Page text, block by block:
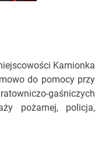
Kamionka
do pomocy przy
gaśniczych
pożarnej, policja,